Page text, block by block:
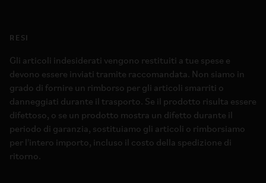
RESI
Gli articoli indesiderati vengono restituiti a tue spese e
devono essere inviati tramite raccomandata. Non siamo in
grado di fornire un rimborso per gli articoli smarriti o
danneggiati durante il trasporto. Se il prodotto risulta essere
difettoso, o se un prodotto mostra un difetto durante il
periodo di garanzia, sostituiamo gli articoli o rimborsiamo
per l'intero importo, incluso il costo della spedizione di
ritorno.